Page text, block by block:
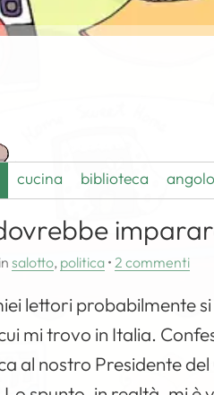
cucina biblioteca
insalotto, politica • 2 commenti
lettori probabilmente
mi trovo in Italia.
al nostro Presidente